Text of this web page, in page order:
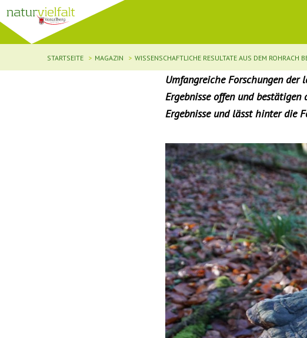
STARTSEITE MAGAZIN WISSENSCHAFTLICHE RESULTATE AUS DEM ROHRACH
Umfangreiche Forschungen der
Ergebnisse offen und
Ergebnisse und lässt hinter die